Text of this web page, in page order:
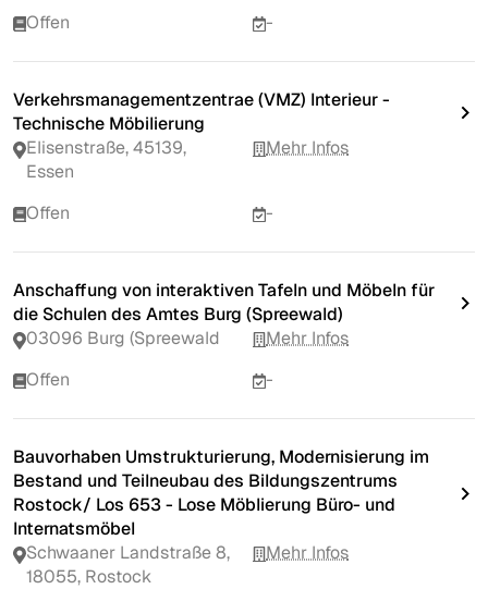
Offen -
Verkehrsmanagementzentrae (VMZ) Interieur -
Technische Möbilierung
Elisenstraße, 45139,
Essen
Mehr Infos
Offen -
Anschaffung von interaktiven Tafeln und Möbeln für
die Schulen des Amtes Burg (Spreewald)
03096 Burg (Spreewald
Mehr Infos
Offen
-
Bauvorhaben Umstrukturierung, Modernisierung im
Bestand und Teilneubau des Bildungszentrums
Rostock/ Los 653 - Lose Möblierung Büro- und
Internatsmöbel
Schwaaner Landstraße 8,
18055, Rostock
Mehr Infos